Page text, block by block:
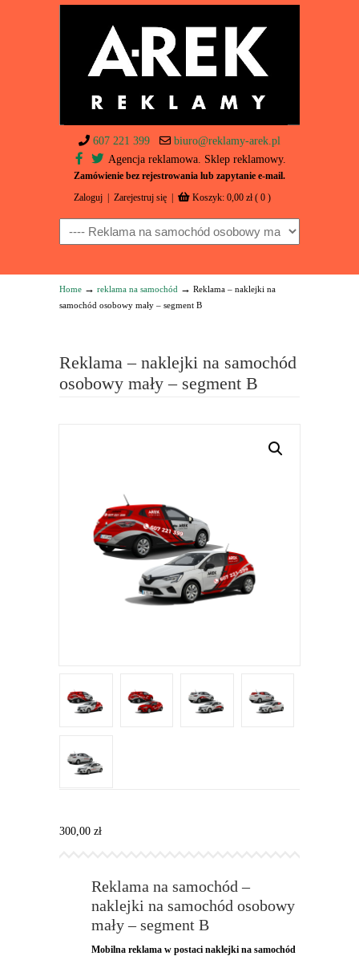
607 221 399
biuro@reklamy-arek.pl
Agencja reklamowa. Sklep reklamowy.
Zamówienie bez rejestrowania lub zapytanie e-mail.
Zaloguj Zarejestruj się Koszyk: 0,00 zł ( 0 )
Navigation
Home → reklama na samochód → Reklama – naklejki na
samochód osobowy mały – segment B
Reklama – naklejki na samochód
osobowy mały – segment B
300,00 zł
Reklama na samochód –
naklejki na samochód osobowy
mały – segment B
Mobilna reklama w postaci naklejki na samochód